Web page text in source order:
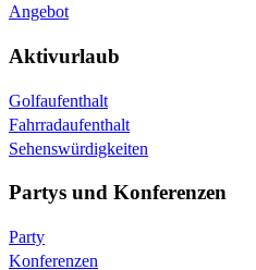
Angebot
Aktivurlaub
Golfaufenthalt
Fahrradaufenthalt
Sehenswürdigkeiten
Partys und Konferenzen
Party
Konferenzen